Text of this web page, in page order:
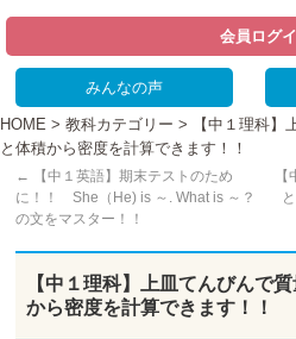
会員ログ
みんなの声
HOME > 教科カテゴリー > 【中１理科】
と体積から密度を計算できます！！
←
【中１英語】期末テストのため
に！！ She（He) is ～. What is ～？
の文をマスター！！
【中１理科】上皿てんびんで
から密度を計算できます！！